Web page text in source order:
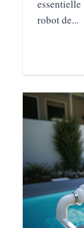
robot de...